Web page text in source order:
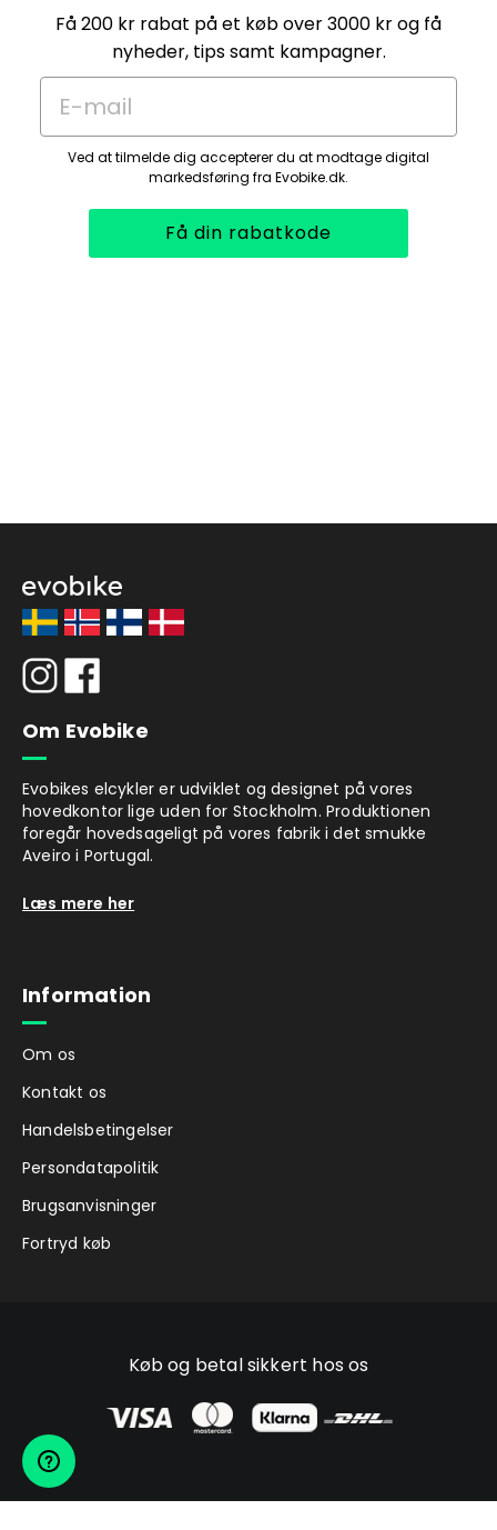
Få 200 kr rabat på et køb over 3000 kr og få
nyheder, tips samt kampagner.
E-mail
Ved at tilmelde dig accepterer du at modtage digital
markedsføring fra Evobike.dk.
Få din rabatkode
Om Evobike
Evobikes elcykler er udviklet og designet på vores
hovedkontor lige uden for Stockholm. Produktionen
foregår hovedsageligt på vores fabrik i det smukke
Aveiro i Portugal.
Læs mere her
Information
Om os
Kontakt os
Handelsbetingelser
Persondatapolitik
Brugsanvisninger
Fortryd køb
Køb og betal sikkert hos os